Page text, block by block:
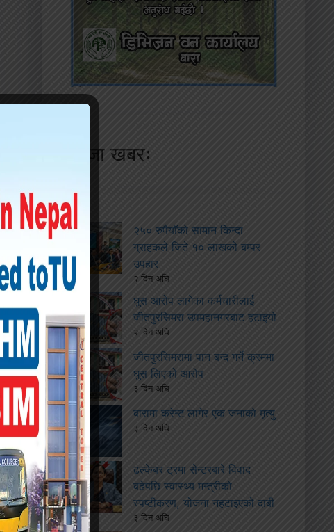
ताजा खबरः
२५० रुपैयाँको सामान किन्दा
ग्राहकले जिते १० लाखको बम्पर
उपहार
२ दिन अघि
घुस आरोप लागेका कर्मचारीलाई
जीतपुरसिमरा उपमहानगरबाट हटाइयो
२ दिन अघि
जीतपुरसिमरामा पान बन्द गर्ने क्रममा
घुस लिएको आरोप
३ दिन अघि
बारामा करेन्ट लागेर एक जनाको मृत्यु
३ दिन अघि
ढल्केबर ट्रमा सेन्टरबारे विवाद
बढेपछि स्वास्थ्य मन्त्रीको
स्पष्टीकरण, योजना नहटाइएको दाबी
३ दिन अघि